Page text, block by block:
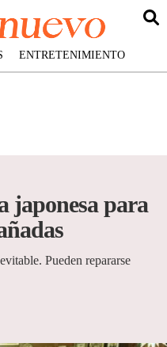
ENTRETENIMIENTO
japonesa para
Pueden repararse